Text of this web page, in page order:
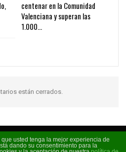
centenar en la Comunidad
Valenciana y superan las
1.000…
están cerrados.
- La radio de moda
usted tenga la mejor experiencia de
dando su consentimiento para la